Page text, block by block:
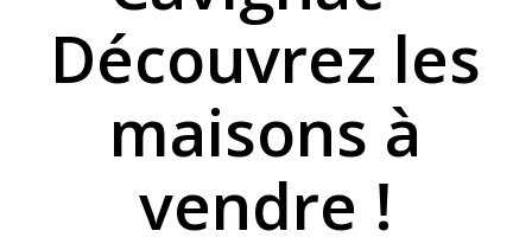
Découvrez les
maisons à
vendre !